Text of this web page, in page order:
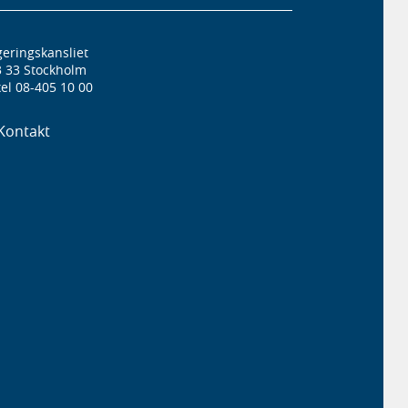
33 Stockholm
08-405 10 00